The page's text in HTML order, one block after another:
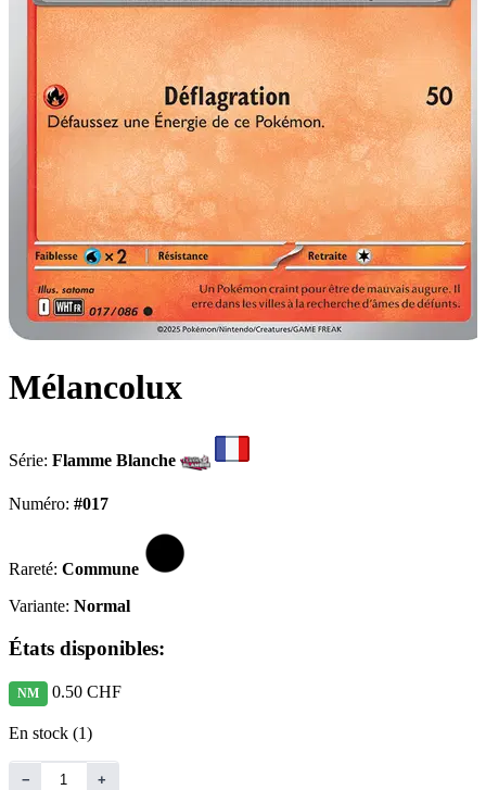
Mélancolux
Série: Flamme Blanche
Numéro: #017
Rareté: Commune
Variante: Normal
États disponibles:
NM 0.50 CHF
En stock (1)
− +